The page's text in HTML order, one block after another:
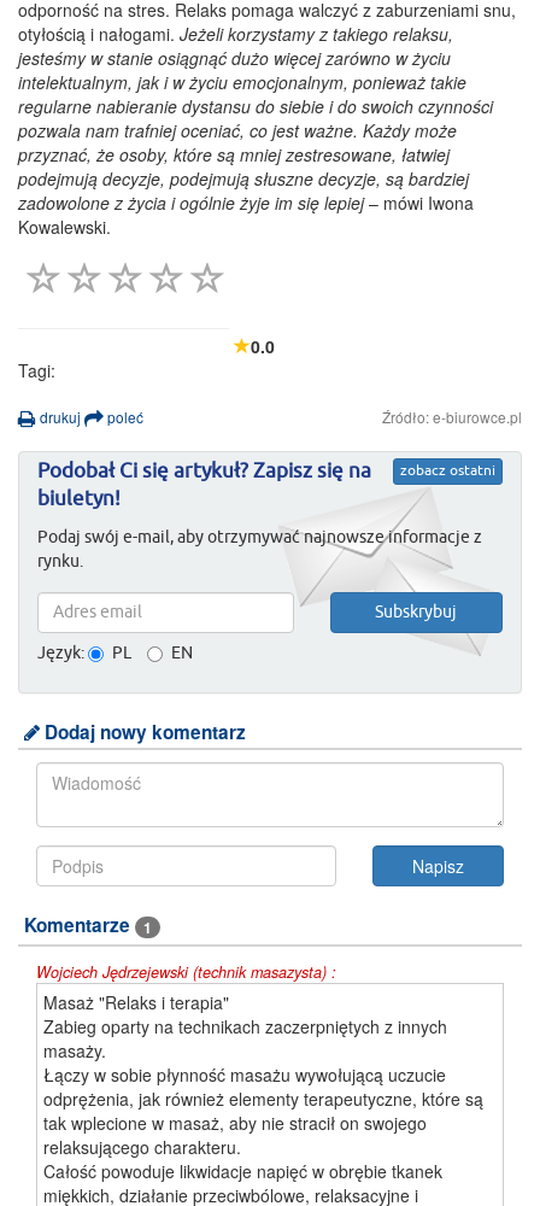
odporność na stres. Relaks pomaga walczyć z zaburzeniami snu,
otyłością i nałogami. Jeżeli korzystamy z takiego relaksu,
jesteśmy w stanie osiągnąć dużo więcej zarówno w życiu
intelektualnym, jak i w życiu emocjonalnym, ponieważ takie
regularne nabieranie dystansu do siebie i do swoich czynności
pozwala nam trafniej oceniać, co jest ważne. Każdy może
przyznać, że osoby, które są mniej zestresowane, łatwiej
podejmują decyzje, podejmują słuszne decyzje, są bardziej
zadowolone z życia i ogólnie żyje im się lepiej– mówi Iwona
Kowalewski.
0.0
Tagi:
drukuj poleć Źródło: e-biurowce.pl
zobacz ostatni
Podobał Ci się artykuł? Zapisz się na
biuletyn!
Podaj swój e-mail, aby otrzymywać najnowsze informacje z
rynku.
Język: PL EN
Dodaj nowy komentarz
Komentarze 1
Wojciech Jędrzejewski (technik masazysta) :
Masaż "Relaks i terapia"
Zabieg oparty na technikach zaczerpniętych z innych
masaży.
Łączy w sobie płynność masażu wywołującą uczucie
odprężenia, jak również elementy terapeutyczne, które są
tak wplecione w masaż, aby nie stracił on swojego
relaksującego charakteru.
Całość powoduje likwidacje napięć w obrębie tkanek
miękkich, działanie przeciwbólowe, relaksacyjne i